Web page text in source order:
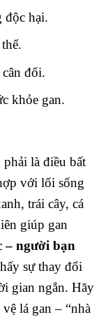
độc hại.
đối.
khỏe gan.
là điều bất
với lối sống
trái cây, cá
giúp gan
– người bạn
sự thay đổi
gian ngắn. Hãy
lá gan – “nhà